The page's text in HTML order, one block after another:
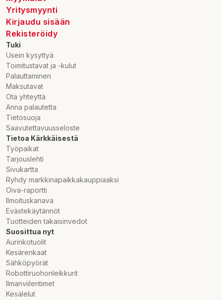
Yritysmyynti
Kirjaudu sisään
Rekisteröidy
Tuki
Usein kysyttyä
Toimitustavat ja -kulut
Palauttaminen
Maksutavat
Ota yhteyttä
Anna palautetta
Tietosuoja
Saavutettavuusseloste
Tietoa Kärkkäisestä
Työpaikat
Tarjouslehti
Sivukartta
Ryhdy markkinapaikkakauppiaaksi
Oiva-raportti
Ilmoituskanava
Evästekäytännöt
Tuotteiden takaisinvedot
Suosittua nyt
Aurinkotuolit
Kesärenkaat
Sähköpyörät
Robottiruohonleikkurit
Ilmanviilentimet
Kesälelut